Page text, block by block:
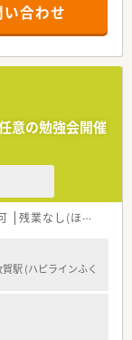
おり、毎日の通勤
なっております。
処方箋を中心に、1
薬局です。
医療にもしっか
ビスを提供します。
80年という長い歴
舗の企業です。
ニケーションを取
すい温かい社風で
の設備投資を行う
力的な法人です。
から3名体制で互い
務を行っていま
い合わせ
意の勉強会開催
残業なし(ほぼなし含む)
駅 (ハピラインふく